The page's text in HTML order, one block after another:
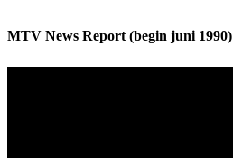
MTV News Report (begin juni 1990)